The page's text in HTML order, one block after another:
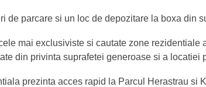
de parcare si un loc de depozitare la boxa din
mai exclusiviste si cautate zone rezidentiale
din privinta suprafetei generoase si a locatiei
prezinta acces rapid la Parcul Herastrau si